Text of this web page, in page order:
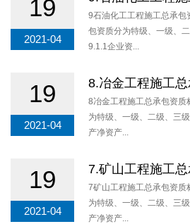
19
2021-04
9石油化工工程施工总承
包资质分为特级、一级、
9.1.1企业资...
19
2021-04
8.冶金工程施工
8冶金工程施工总承包资
为特级、一级、二级、三
产净资产...
19
2021-04
7.矿山工程施工
7矿山工程施工总承包资
为特级、一级、二级、三
产净资产...